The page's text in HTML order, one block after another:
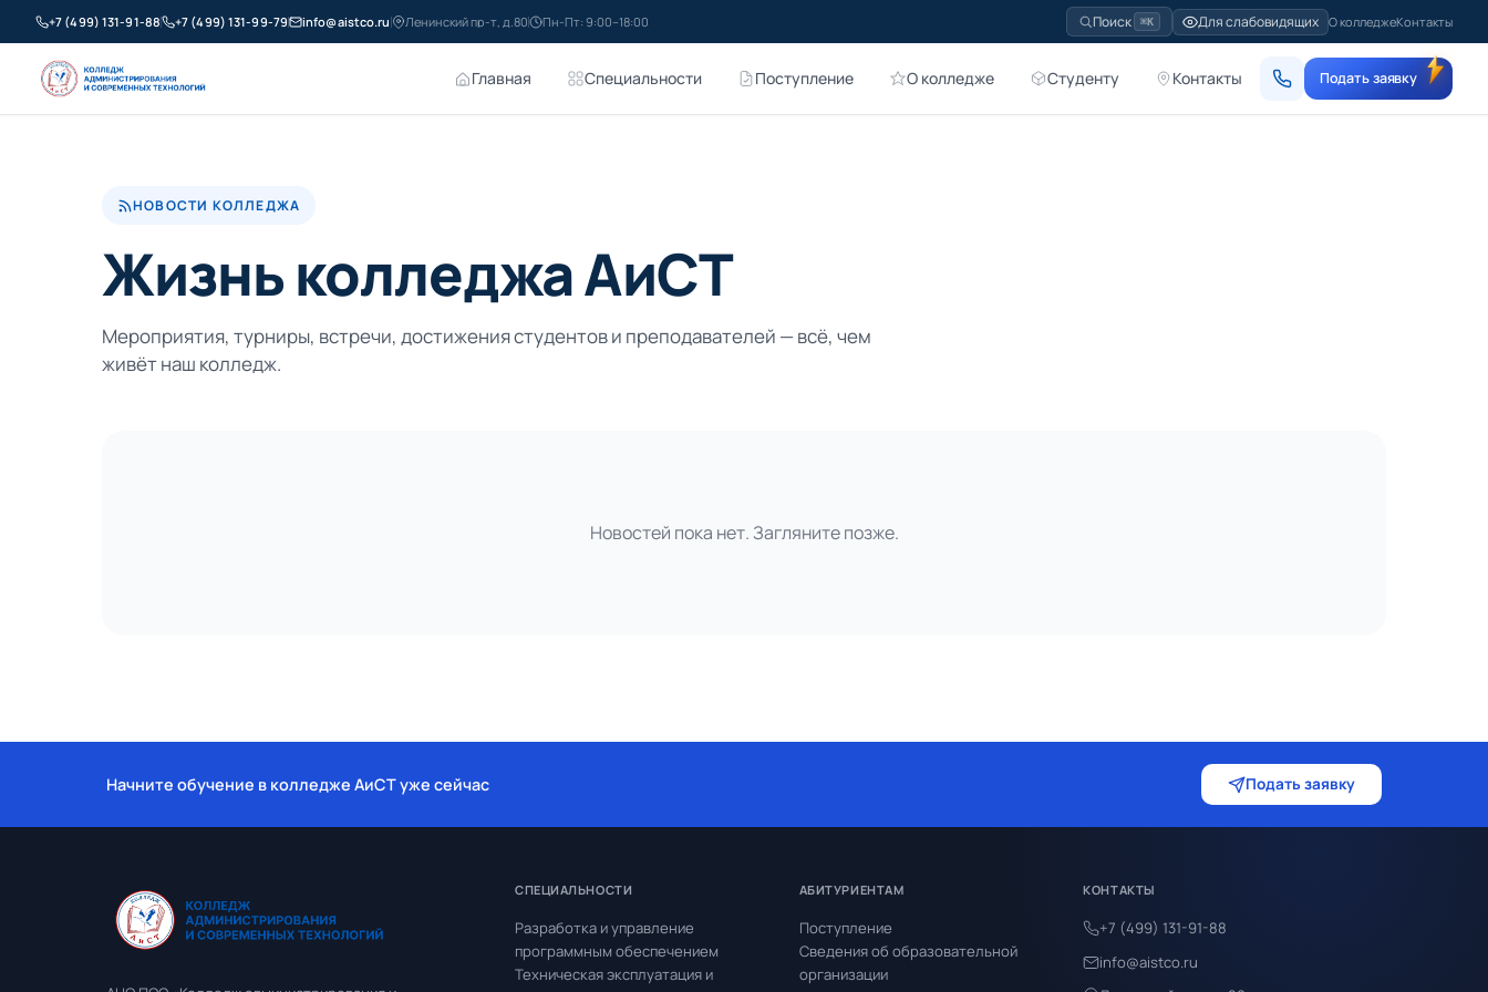
+7 (499) 131-91-88 +7 (499) 131-99-79 info@aistco.ru Ленинский пр-т, д.80 Пн-Пт: 9:00–18:00 Поиск ⌘K Для слабовидящих О колледжеКонтакты
Главная Специальности Поступление О колледже Студенту Контакты Подать заявку
НОВОСТИ КОЛЛЕДЖА
Жизнь колледжа АиСТ
Мероприятия, турниры, встречи, достижения студентов и преподавателей — всё, чем
живёт наш колледж.
Новостей пока нет. Загляните позже.
Начните обучение в колледже АиСТ уже сейчас Подать заявку
СПЕЦИАЛЬНОСТИ
Разработка и управление
программным обеспечением
Техническая эксплуатация и
АБИТУРИЕНТАМ
Поступление
Сведения об образовательной
организации
КОНТАКТЫ
+7 (499) 131-91-88
info@aistco.ru